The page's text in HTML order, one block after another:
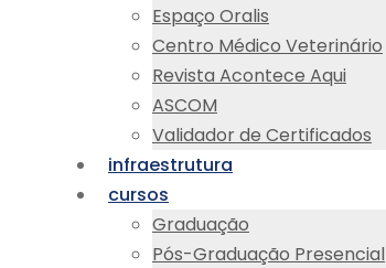
Espaço Oralis
Centro Médico Veterinário
Revista Acontece Aqui
ASCOM
Validador de Certificados
infraestrutura
cursos
Graduação
Pós-Graduação Presencial